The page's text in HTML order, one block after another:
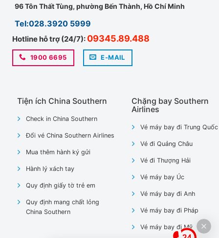
96 Tôn Thất Tùng, phường Bến Thành, Hồ Chí Minh
Tel:028.3920 5999
Hotline hỗ trợ (24/7): 09345.89.488
1900 6695 E-MAIL
Tiện ích China Southern
Check in China Southern
Đổi vé China Southern Airlines
Mua thêm hành ký gửi
Hành lý xách tay
Quy định giấy tờ trẻ em
Quy định mang chất lỏng
China Southern
Chặng bay Southern
Airlines
Vé máy bay đi Trung Quốc
Vé đi Quảng Châu
Vé đi Thượng Hải
Vé máy bay Úc
Vé máy bay đi Anh
Vé máy bay đi Pháp
Vé máy bay đi Mỹ